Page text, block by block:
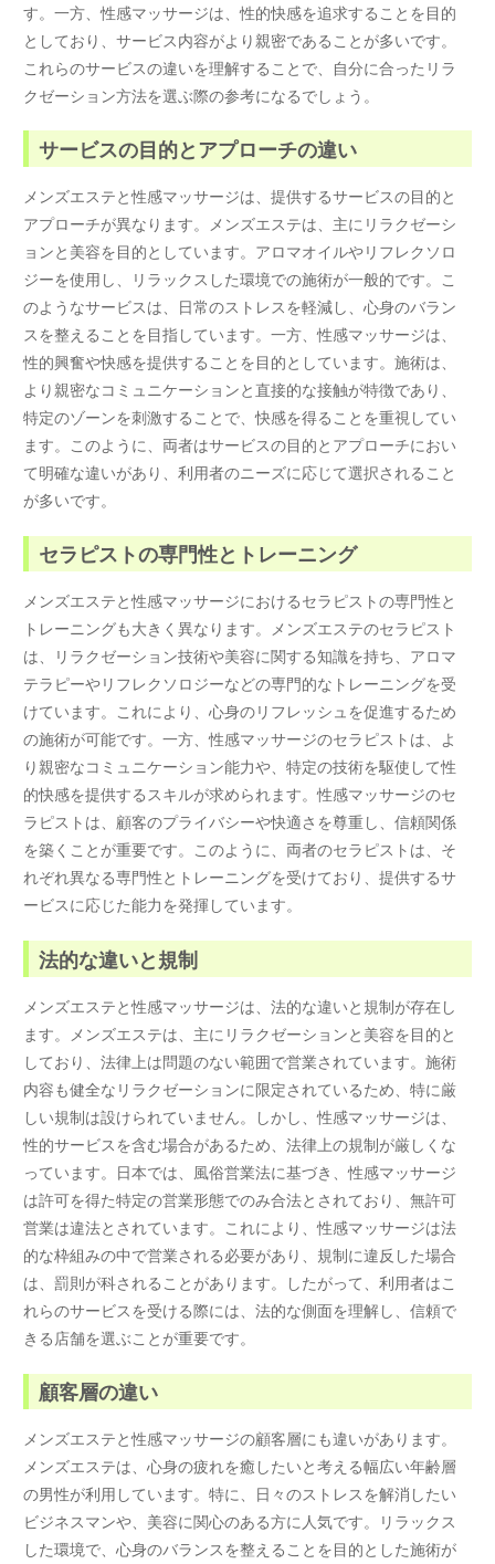
す。一方、性感マッサージは、性的快感を追求することを目的
としており、サービス内容がより親密であることが多いです。
これらのサービスの違いを理解することで、自分に合ったリラ
クゼーション方法を選ぶ際の参考になるでしょう。
サービスの目的とアプローチの違い
メンズエステと性感マッサージは、提供するサービスの目的と
アプローチが異なります。メンズエステは、主にリラクゼーシ
ョンと美容を目的としています。アロマオイルやリフレクソロ
ジーを使用し、リラックスした環境での施術が一般的です。こ
のようなサービスは、日常のストレスを軽減し、心身のバラン
スを整えることを目指しています。一方、性感マッサージは、
性的興奮や快感を提供することを目的としています。施術は、
より親密なコミュニケーションと直接的な接触が特徴であり、
特定のゾーンを刺激することで、快感を得ることを重視してい
ます。このように、両者はサービスの目的とアプローチにおい
て明確な違いがあり、利用者のニーズに応じて選択されること
が多いです。
セラピストの専門性とトレーニング
メンズエステと性感マッサージにおけるセラピストの専門性と
トレーニングも大きく異なります。メンズエステのセラピスト
は、リラクゼーション技術や美容に関する知識を持ち、アロマ
テラピーやリフレクソロジーなどの専門的なトレーニングを受
けています。これにより、心身のリフレッシュを促進するため
の施術が可能です。一方、性感マッサージのセラピストは、よ
り親密なコミュニケーション能力や、特定の技術を駆使して性
的快感を提供するスキルが求められます。性感マッサージのセ
ラピストは、顧客のプライバシーや快適さを尊重し、信頼関係
を築くことが重要です。このように、両者のセラピストは、そ
れぞれ異なる専門性とトレーニングを受けており、提供するサ
ービスに応じた能力を発揮しています。
法的な違いと規制
メンズエステと性感マッサージは、法的な違いと規制が存在し
ます。メンズエステは、主にリラクゼーションと美容を目的と
しており、法律上は問題のない範囲で営業されています。施術
内容も健全なリラクゼーションに限定されているため、特に厳
しい規制は設けられていません。しかし、性感マッサージは、
性的サービスを含む場合があるため、法律上の規制が厳しくな
っています。日本では、風俗営業法に基づき、性感マッサージ
は許可を得た特定の営業形態でのみ合法とされており、無許可
営業は違法とされています。これにより、性感マッサージは法
的な枠組みの中で営業される必要があり、規制に違反した場合
は、罰則が科されることがあります。したがって、利用者はこ
れらのサービスを受ける際には、法的な側面を理解し、信頼で
きる店舗を選ぶことが重要です。
顧客層の違い
メンズエステと性感マッサージの顧客層にも違いがあります。
メンズエステは、心身の疲れを癒したいと考える幅広い年齢層
の男性が利用しています。特に、日々のストレスを解消したい
ビジネスマンや、美容に関心のある方に人気です。リラックス
した環境で、心身のバランスを整えることを目的とした施術が